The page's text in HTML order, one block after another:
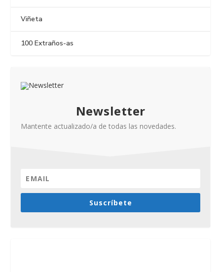
Viñeta
100 Extraños-as
Newsletter
Mantente actualizado/a de todas las novedades.
Suscríbete